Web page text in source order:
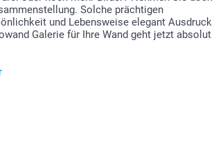
Solche prächtigen
und Lebensweise elegant Ausdruck
Galerie für Ihre Wand geht jetzt absolut